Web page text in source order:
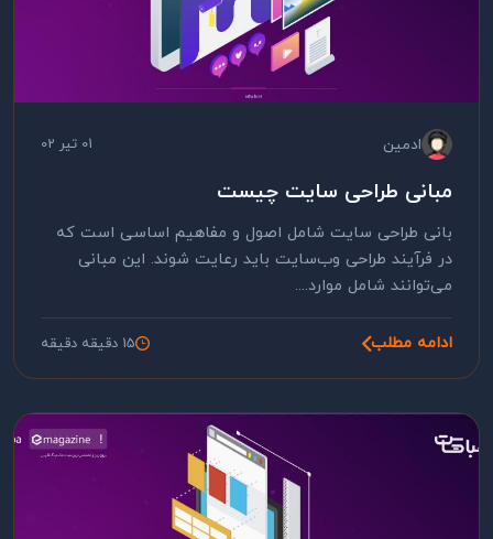
ادمین 01 تیر 02
مبانی طراحی سایت چیست
بانی طراحی سایت شامل اصول و مفاهیم اساسی است که
در فرآیند طراحی وب‌سایت باید رعایت شوند. این مبانی
می‌توانند شامل موارد....
ادامه مطلب 15 دقیقه دقیقه